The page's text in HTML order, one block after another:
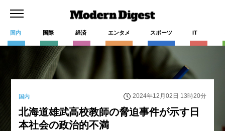
国内 国際 経済 エンタメ スポーツ IT
国内 2024年12月02日 13時20分
北海道雄武高校教師の脅迫事件が示す日
本社会の政治的不満